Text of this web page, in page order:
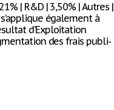
| R&D | 3,50% | Autres |
également à
d’Exploitation
des frais publi-